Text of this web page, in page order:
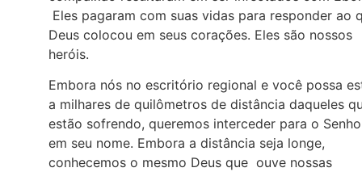
Eles pagaram com suas vidas para responder ao
Deus colocou em seus corações. Eles são nossos
heróis.
Embora nós no escritório regional e você possa
a milhares de quilômetros de distância daqueles
estão sofrendo, queremos interceder para o
em seu nome. Embora a distância seja longe,
conhecemos o mesmo Deus que ouve nossas